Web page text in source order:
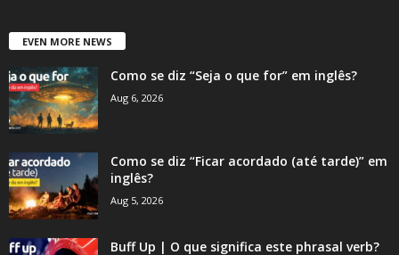
EVEN MORE NEWS
Como se diz “Seja o que for” em inglês?
Aug 6, 2026
Como se diz “Ficar acordado (até tarde)” em
inglês?
Aug 5, 2026
Buff Up | O que significa este phrasal verb?